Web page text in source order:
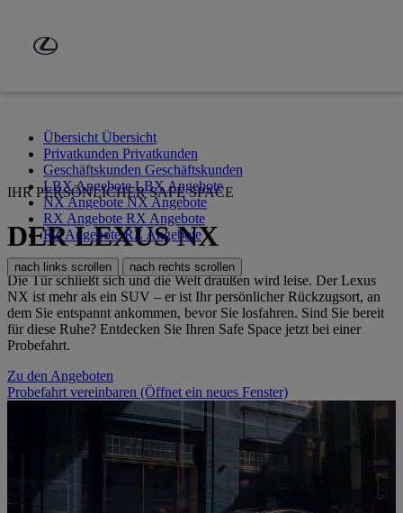
Übersicht Übersicht
Privatkunden Privatkunden
Geschäftskunden Geschäftskunden
LBX AngeboteLBX Angebote
NX AngeboteNX Angebote
RX Angebote RX Angebote
RZ AngeboteRZ Angebote
nach links scrollen nach rechts scrollen
IHR PERSÖNLICHER SAFE SPACE
DER LEXUS NX
Die Tür schließt sich und die Welt draußen wird leise. Der Lexus
NX ist mehr als ein SUV – er ist Ihr persönlicher Rückzugsort, an
dem Sie entspannt ankommen, bevor Sie losfahren. Sind Sie bereit
für diese Ruhe? Entdecken Sie Ihren Safe Space jetzt bei einer
Probefahrt.
Zu den Angeboten
Probefahrt vereinbaren (Öffnet ein neues Fenster)